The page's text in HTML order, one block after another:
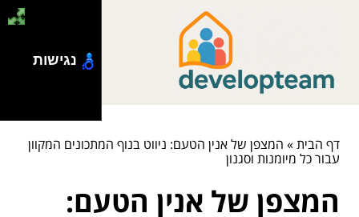
דף הבית» המצפן של אנין הטעם: ניווט בנוף המתכונים המקוון
עבור כל מיומנות וסגנון
המצפן של אנין הטעם:
נגישות